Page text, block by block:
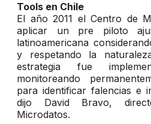
Tools en Chile
El año 2011 el Centro de
aplicar un pre piloto
latinoamericana
y respetando la
estrategia fue
monitoreando
para identificar falencias e
dijo David Bravo,
Microdatos.